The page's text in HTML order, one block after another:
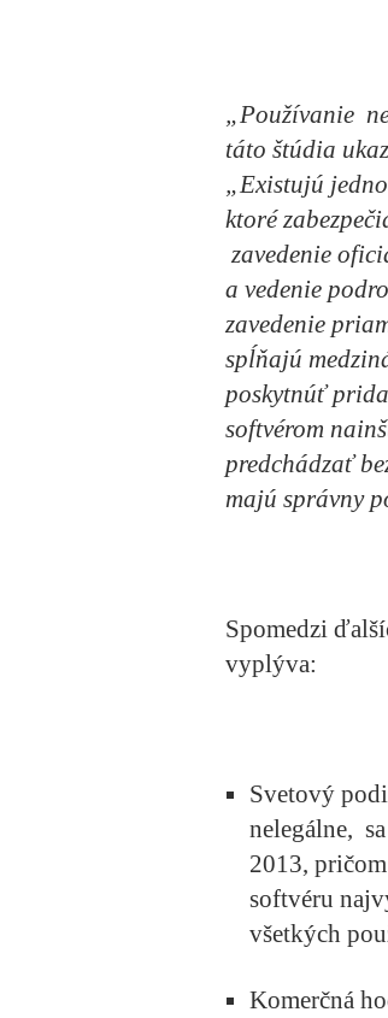
„Používanie
táto štúdia
„Existujú
ktoré
zavedenie
a vedenie
zavedenie
spĺňajú
poskytnúť
softvérom
predchádzať
majú správny
Spomedzi
vyplýva:
Svetový
nelegálne,
2013,
softvéru
všetkých
Komerčná